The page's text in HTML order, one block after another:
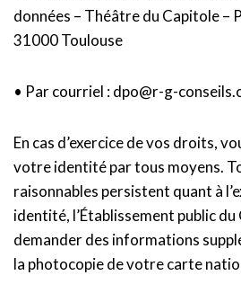
données – Théâtre du Capitole –
31000 Toulouse
• Par courriel : dpo@r-g-
En cas d’exercice de vos droits,
votre identité par tous moyens.
raisonnables persistent quant à
identité, l’Établissement public
demander des informations
la photocopie de votre carte